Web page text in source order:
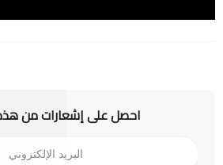
احصل على إشعارات من